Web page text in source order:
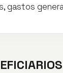
gastos